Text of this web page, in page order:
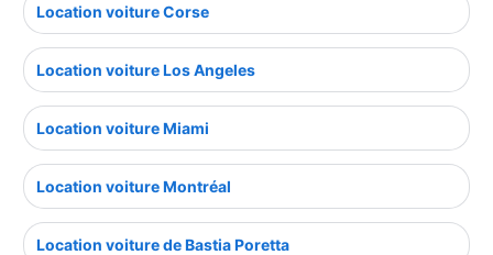
Location voiture Corse
Location voiture Los Angeles
Location voiture Miami
Location voiture Montréal
Location voiture de Bastia Poretta